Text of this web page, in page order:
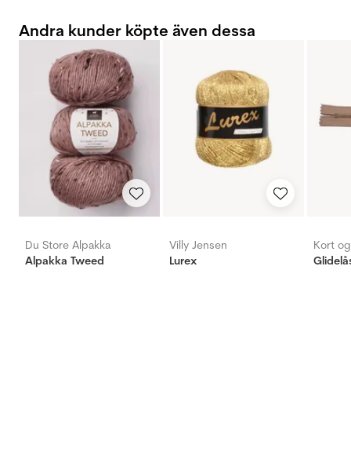
Andra kunder köpte även dessa
Du Store Alpakka
Alpakka Tweed
Villy Jensen
Lurex
Kort